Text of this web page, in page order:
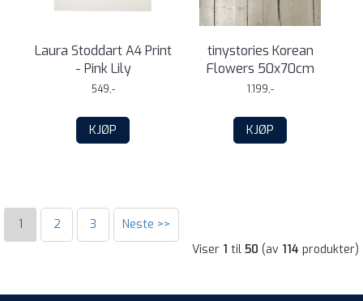
Laura Stoddart A4 Print
- Pink Lily
549,-
KJØP
tinystories Korean
Flowers 50x70cm
1.199,-
KJØP
1 2 3
Neste >>
Viser 1 til 50 (av 114 produkter)